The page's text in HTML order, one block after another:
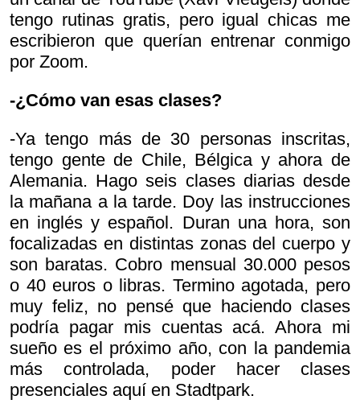
tengo rutinas gratis, pero igual chicas me
escribieron que querían entrenar conmigo
por Zoom.
-¿Cómo van esas clases?
-Ya tengo más de 30 personas inscritas,
tengo gente de Chile, Bélgica y ahora de
Alemania. Hago seis clases diarias desde
la mañana a la tarde. Doy las instrucciones
en inglés y español. Duran una hora, son
focalizadas en distintas zonas del cuerpo y
son baratas. Cobro mensual 30.000 pesos
o 40 euros o libras. Termino agotada, pero
muy feliz, no pensé que haciendo clases
podría pagar mis cuentas acá. Ahora mi
sueño es el próximo año, con la pandemia
más controlada, poder hacer clases
presenciales aquí en Stadtpark.